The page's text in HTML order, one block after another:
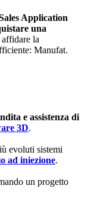
Application
una
affidare la
Manufat.
e assistenza di
3D.
evoluti sistemi
ad iniezione.
un progetto